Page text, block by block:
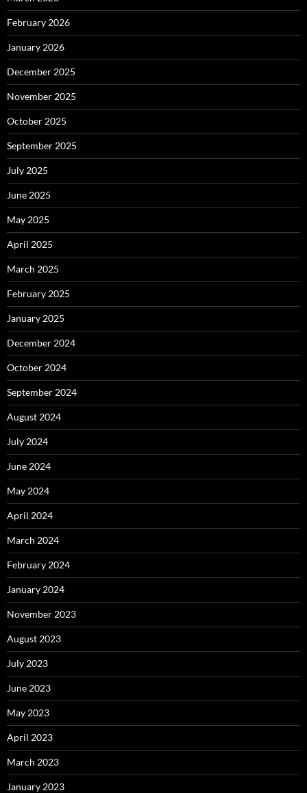
February 2026
January 2026
December 2025
November 2025
October 2025
September 2025
July 2025
June 2025
May 2025
April 2025
March 2025
February 2025
January 2025
December 2024
October 2024
September 2024
August 2024
July 2024
June 2024
May 2024
April 2024
March 2024
February 2024
January 2024
November 2023
August 2023
July 2023
June 2023
May 2023
April 2023
March 2023
January 2023